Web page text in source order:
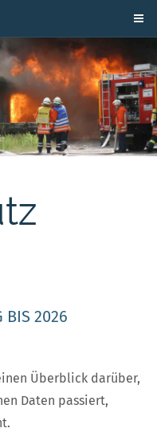
BIS 2026
Überblick darüber,
Daten passiert,